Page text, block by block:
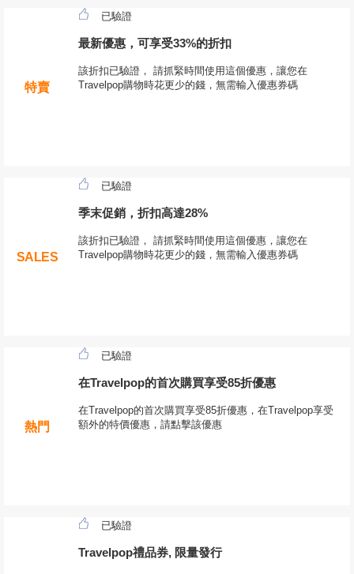
特賣
已驗證
最新優惠，可享受33%的折扣
該折扣已驗證， 請抓緊時間使用這個優惠，讓您在
Travelpop購物時花更少的錢，無需輸入優惠券碼
SALES
已驗證
季末促銷，折扣高達28%
該折扣已驗證， 請抓緊時間使用這個優惠，讓您在
Travelpop購物時花更少的錢，無需輸入優惠券碼
熱門
已驗證
在Travelpop的首次購買享受85折優惠
在Travelpop的首次購買享受85折優惠，在Travelpop享受
額外的特價優惠，請點擊該優惠
已驗證
Travelpop禮品券, 限量發行